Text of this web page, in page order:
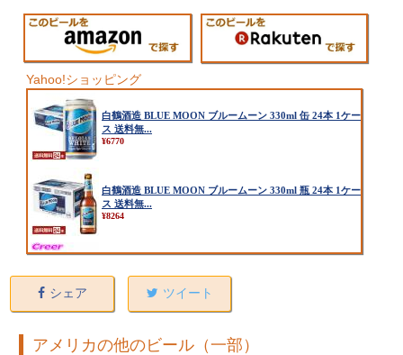
Yahoo!ショッピング
シェア ツイート
アメリカの他のビール（一部）